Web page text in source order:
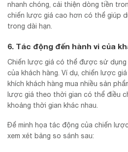
nhanh chóng, cải thiện dòng tiền
chiến lược giá cao hơn có thể giúp
trong dài hạn.
6. Tác động đến hành vi của
Chiến lược giá có thể được sử dụng
của khách hàng. Ví dụ, chiến lược
khích khách hàng mua nhiều sản
lược giá theo thời gian có thể điều
khoảng thời gian khác nhau.
Để minh họa tác động của chiến
xem xét bảng so sánh sau: